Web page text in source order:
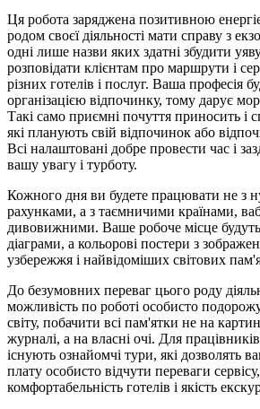
Ця робота заряджена позитивною
родом своєї діяльності мати справу з
одні лише назви яких здатні збудити
розповідати клієнтам про маршрути і
різних готелів і послуг. Ваша професія
організацією відпочинку, тому дарує
Такі само приємні почуття приносить і
які планують свій відпочинок або
Всі налаштовані добре провести час і
вашу увагу і турботу.
Кожного дня ви будете працювати не з
рахунками, а з таємничими країнами,
дивовижними. Ваше робоче місце
діаграми, а кольорові постери з
узбережжя і найвідоміших світових
До безумовних переваг цього роду
можливість по роботі особисто
світу, побачити всі пам'ятки не на
журналі, а на власні очі. Для
існують ознайомчі тури, які дозволять
плату особисто відчути переваги
комфортабельність готелів і якість